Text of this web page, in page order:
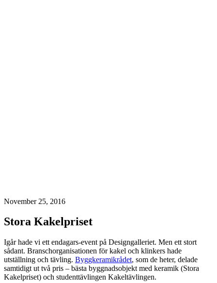
November 25, 2016
Stora Kakelpriset
Igår hade vi ett endagars-event på Designgalleriet. Men ett stort
sådant. Branschorganisationen för kakel och klinkers hade
utställning och tävling. Byggkeramikrådet, som de heter, delade
samtidigt ut två pris – bästa byggnadsobjekt med keramik (Stora
Kakelpriset) och studenttävlingen Kakeltävlingen.